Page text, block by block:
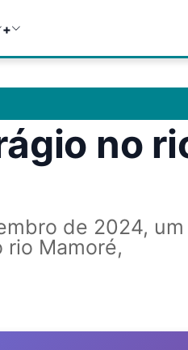
+
no
de 2024,
rio Mamoré,